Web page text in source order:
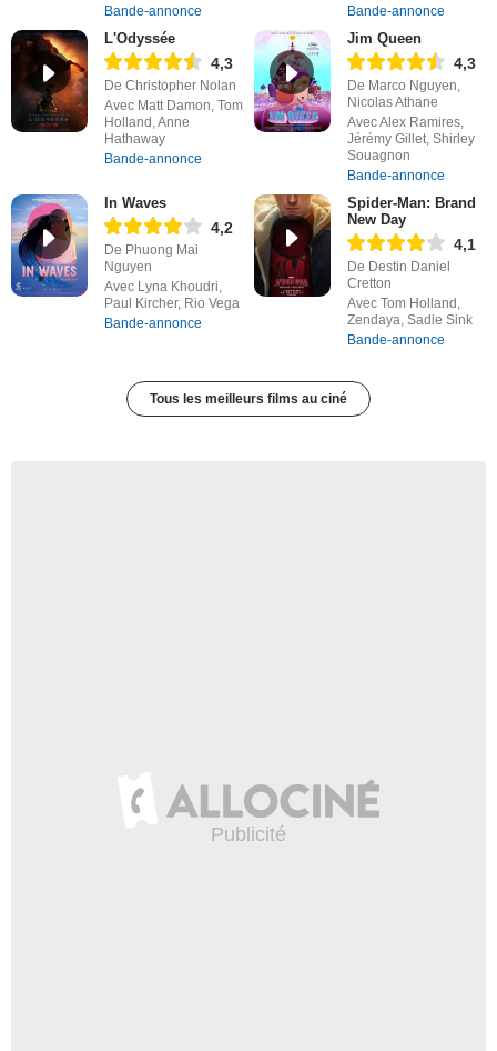
Bande-annonce
Bande-annonce
L'Odyssée
4,3
De Christopher Nolan
Avec Matt Damon, Tom
Holland, Anne
Hathaway
Bande-annonce
Jim Queen
4,3
De Marco Nguyen,
Nicolas Athane
Avec Alex Ramires,
Jérémy Gillet, Shirley
Souagnon
Bande-annonce
In Waves
4,2
De Phuong Mai
Nguyen
Avec Lyna Khoudri,
Paul Kircher, Rio Vega
Bande-annonce
Spider-Man: Brand
New Day
4,1
De Destin Daniel
Cretton
Avec Tom Holland,
Zendaya, Sadie Sink
Bande-annonce
Tous les meilleurs films au ciné